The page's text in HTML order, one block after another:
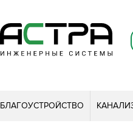
БЛАГОУСТРОЙСТВО